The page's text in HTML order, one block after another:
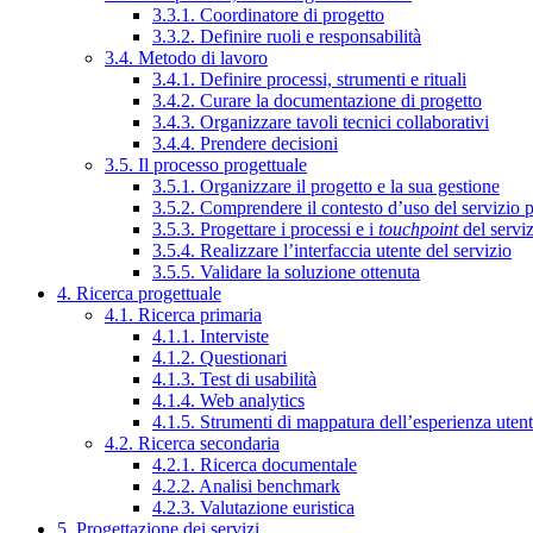
3.3.1. Coordinatore di progetto
3.3.2. Definire ruoli e responsabilità
3.4. Metodo di lavoro
3.4.1. Definire processi, strumenti e rituali
3.4.2. Curare la documentazione di progetto
3.4.3. Organizzare tavoli tecnici collaborativi
3.4.4. Prendere decisioni
3.5. Il processo progettuale
3.5.1. Organizzare il progetto e la sua gestione
3.5.2. Comprendere il contesto d’uso del servizio
3.5.3. Progettare i processi e i touchpointdel
3.5.4. Realizzare l’interfaccia utente del servizio
3.5.5. Validare la soluzione ottenuta
4. Ricerca progettuale
4.1. Ricerca primaria
4.1.1. Interviste
4.1.2. Questionari
4.1.3. Test di usabilità
4.1.4. Web analytics
4.1.5. Strumenti di mappatura dell’esperienza
4.2. Ricerca secondaria
4.2.1. Ricerca documentale
4.2.2. Analisi benchmark
4.2.3. Valutazione euristica
5. Progettazione dei servizi